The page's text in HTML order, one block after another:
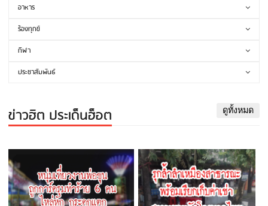
อาหาร
ร้องทุกข์
กีฬา
ประชาสัมพันธ์
ข่าวฮิต ประเด็นฮ็อต ดูทั้งหมด